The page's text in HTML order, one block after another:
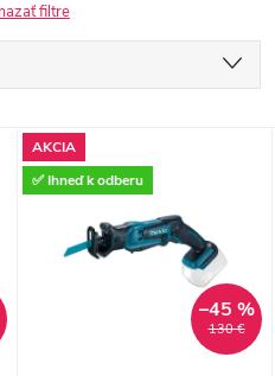
filtre
AKCIA
✅ Ihneď k odberu
130 €
–45 %